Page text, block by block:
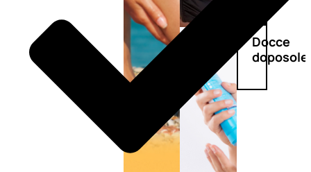
Doposole
Docce
doposole